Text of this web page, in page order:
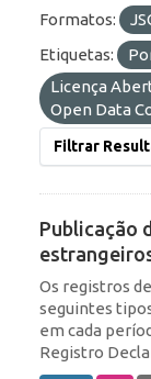
Formatos:
Etiquetas:
Licença
Open Data
Filtrar
Publicação
Os registros
seguintes
em cada
Registro